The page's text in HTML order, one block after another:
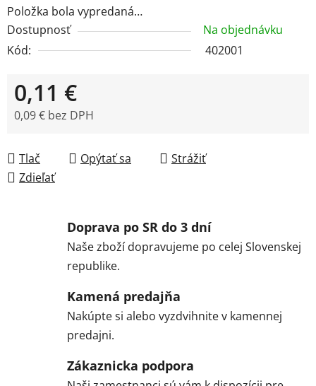
Položka bola vypredaná…
Dostupnosť
Na objednávku
Kód:
402001
0,11 €
0,09 € bez DPH
Tlač
Opýtať sa
Strážiť
Zdieľať
Doprava po SR do 3 dní
Naše zboží dopravujeme po celej Slovenskej
republike.
Kamená predajňa
Nakúpte si alebo vyzdvihnite v kamennej
predajni.
Zákaznicka podpora